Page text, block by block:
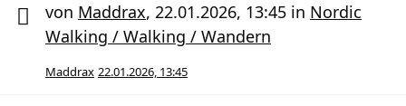
von Maddrax, 22.01.2026, 13:45 in Nordic
Walking / Walking / Wandern
Maddrax 22.01.2026, 13:45